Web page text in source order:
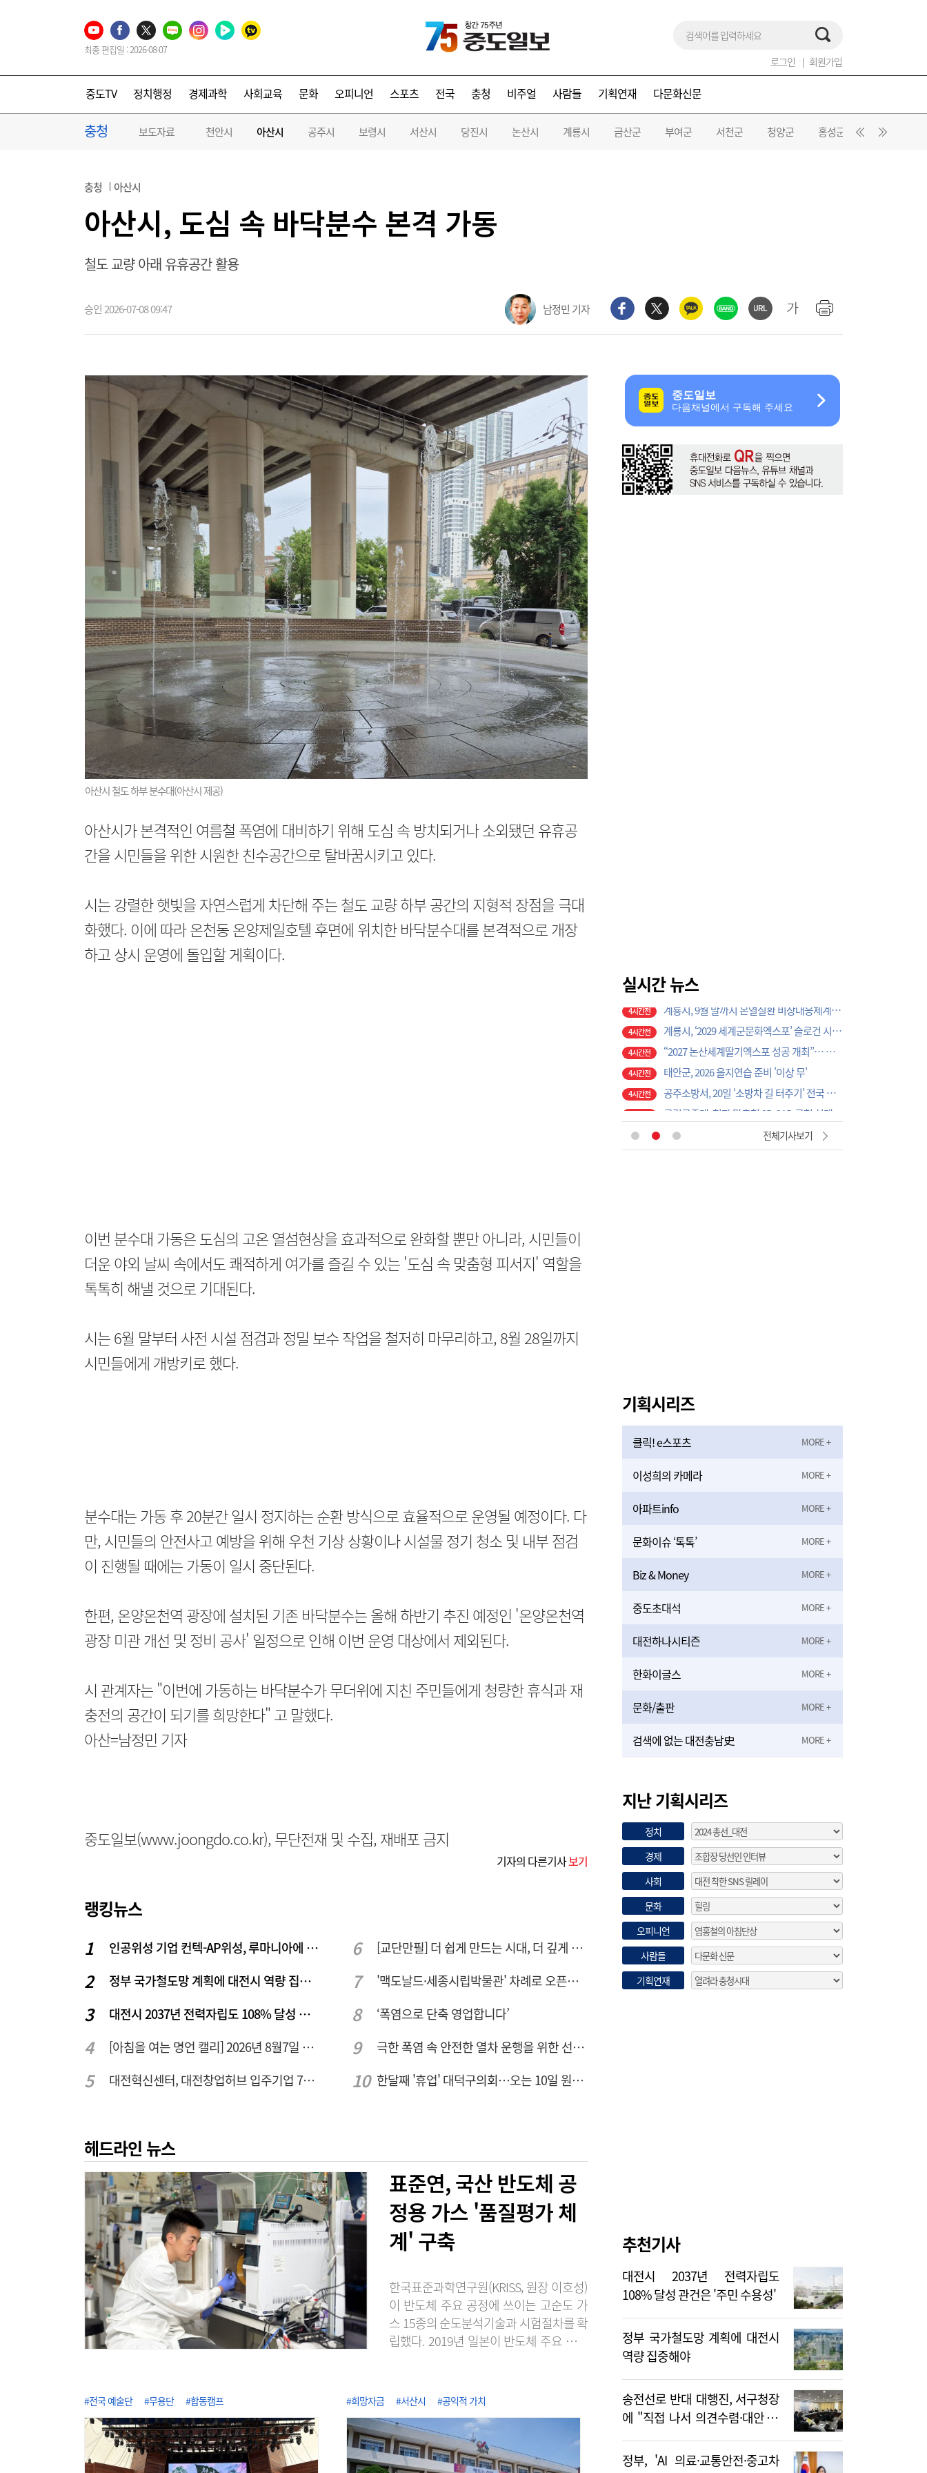
최종 편집일 : 2026-08-07
로그인 회원가입
중도TV 정치행정 경제과학 사회교육 문화 오피니언 스포츠 전국 충청 비주얼 사람들 기획연재 다문화신문
충청 보도자료 천안시 아산시 공주시 보령시 서산시 당진시 논산시 계룡시 금산군 부여군 서천군 청양군 홍성군 예산군
충청 아산시
아산시, 도심 속 바닥분수 본격 가동
철도 교량 아래 유휴공간 활용
승인 2026-07-08 09:47 남정민 기자
아산시 철도 하부 분수대(아산시 제공)
아산시가 본격적인 여름철 폭염에 대비하기 위해 도심 속 방치되거나 소외됐던 유휴공
간을 시민들을 위한 시원한 친수공간으로 탈바꿈시키고 있다.
시는 강렬한 햇빛을 자연스럽게 차단해 주는 철도 교량 하부 공간의 지형적 장점을 극대
화했다. 이에 따라 온천동 온양제일호텔 후면에 위치한 바닥분수대를 본격적으로 개장
하고 상시 운영에 돌입할 게획이다.
이번 분수대 가동은 도심의 고온 열섬현상을 효과적으로 완화할 뿐만 아니라, 시민들이
더운 야외 날씨 속에서도 쾌적하게 여가를 즐길 수 있는 '도심 속 맞춤형 피서지' 역할을
톡톡히 해낼 것으로 기대된다.
시는 6월 말부터 사전 시설 점검과 정밀 보수 작업을 철저히 마무리하고, 8월 28일까지
시민들에게 개방키로 했다.
분수대는 가동 후 20분간 일시 정지하는 순환 방식으로 효율적으로 운영될 예정이다. 다
만, 시민들의 안전사고 예방을 위해 우천 기상 상황이나 시설물 정기 청소 및 내부 점검
이 진행될 때에는 가동이 일시 중단된다.
한편, 온양온천역 광장에 설치된 기존 바닥분수는 올해 하반기 추진 예정인 '온양온천역
광장 미관 개선 및 정비 공사' 일정으로 인해 이번 운영 대상에서 제외된다.
시 관계자는 "이번에 가동하는 바닥분수가 무더위에 지친 주민들에게 청량한 휴식과 재
충전의 공간이 되기를 희망한다" 고 말했다.
아산=남정민 기자
중도일보(www.joongdo.co.kr), 무단전재 및 수집, 재배포 금지
기자의 다른기사보기
랭킹뉴스
인공위성 기업 컨텍-AP위성, 루마니아에 지상국 시스템 전수
정부 국가철도망 계획에 대전시 역량 집중해야
대전시 2037년 전력자립도 108% 달성 관건은 '주민 수용성'
[아침을 여는 명언 캘리] 2026년 8월7일 금요일
대전혁신센터, 대전창업허브 입주기업 7개사 모집
[교단만필] 더 쉽게 만드는 시대, 더 깊게 배우는 교육
'맥도날드·세종시립박물관' 차례로 오픈… 고운동 정주여건 좋아진다
‘폭염으로 단축 영업합니다’
극한 폭염 속 안전한 열차 운행을 위한 선로관리
한달째 '휴업' 대덕구의회…오는 10일 원구성 다시 돌입
헤드라인 뉴스
표준연, 국산 반도체 공
정용 가스 '품질평가 체
계' 구축
한국표준과학연구원(KRISS, 원장 이호성)
이 반도체 주요 공정에 쓰이는 고순도 가
스 15종의 순도분석기술과 시험절차를 확
립했다. 2019년 일본이 반도체 주요 소재
서 반도체 소재의 국산화와 공급망 다변화
수소 품질평가 서비스를 시작한 이래, 단
계적으로 대상을 늘려 최근 식각·세정·증
착용 고순도 가스 15종에 대한 순도분석
#전국 예술단 #무용단 #합동캠프 #희망자금 #서산시 #공익적 가치
실시간 뉴스
4시간전
4시간전
4시간전 “2027 논산세계딸기엑스포 성공 개최”… 지역 단체·기업 응원 열기 ‘후끈’
4시간전 태안군, 2026 을지연습 준비 '이상 무'
4시간전
5시간전
36분전 [현장에서 만난 사람]세계 최대 반도체 공정 장비 제조 기업 ASML 한종호 매니저
1시간전 대전교육청 교육국장에 명달호… 9월 1일자 181명 인사
전체기사보기
기획시리즈
클릭! e스포츠
이성희의 카메라
아파트info
문화이슈 ‘톡톡’
Biz & Money
중도초대석
대전하나시티즌
한화이글스
문화/출판
검색에 없는 대전충남史
지난 기획시리즈
정치
경제
사회
문화
오피니언
사람들
기획연재
추천기사
대전시 2037년 전력자립도
108% 달성 관건은 '주민 수용성'
정부 국가철도망 계획에 대전시
역량 집중해야
송전선로 반대 대행진, 서구청장
에 "직접 나서 의견수렴·대안 제
시해야"
정부, 'AI 의료·교통안전·중고차